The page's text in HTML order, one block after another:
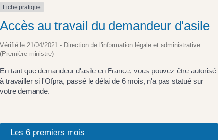
Fiche pratique
Accès au travail du demandeur d'asile
Vérifié le 21/04/2021 - Direction de l'information légale et administrative
(Première ministre)
En tant que demandeur d'asile en France, vous pouvez être autorisé
à travailler si l'Ofpra, passé le délai de 6 mois, n'a pas statué sur
votre demande.
Les 6 premiers mois